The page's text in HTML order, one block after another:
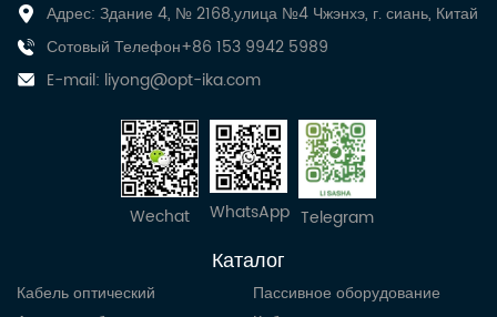
Адрес: Здание 4, № 2168,улица №4 Чжэнхэ, г. сиань, Китай
Сотовый Телефон+86 153 9942 5989
E-mail: liyong@opt-ika.com
Wechat WhatsApp Telegram
Каталог
Кабель оптический
Пассивное оборудование